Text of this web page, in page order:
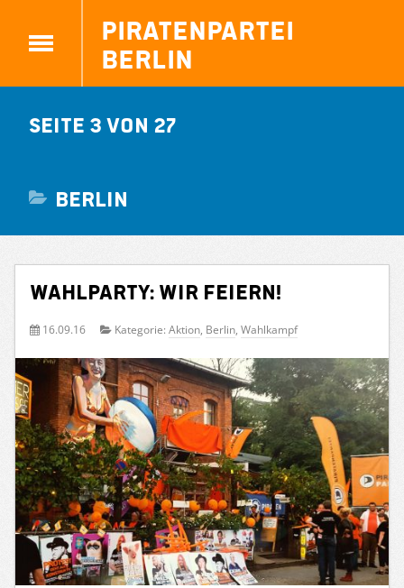
Piratenpartei
Berlin
Seite 3 von 27
Berlin
Wahlparty: Wir feiern!
16.09.16 Kategorie: Aktion, Berlin, Wahlkampf